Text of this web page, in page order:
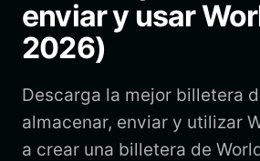
Español
Português (Brasil)
enviar y usar
2026)
Descarga la mejor billetera
almacenar, enviar y utilizar
a crear una billetera de